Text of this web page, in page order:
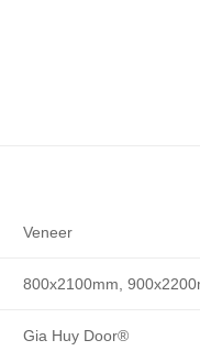
Veneer
800x2100mm,
Gia Huy Door®